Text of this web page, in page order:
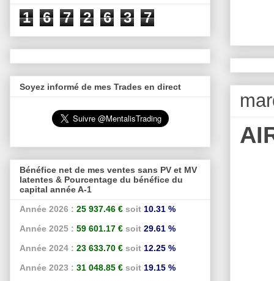
1 6 7 2 6 3 7
Soyez informé de mes Trades en direct
Bénéfice net de mes ventes sans PV et MV
latentes & Pourcentage du bénéfice du
capital année A-1
Année 2026 : 25 937.46 € soit 10.31 %
Année 2025 : 59 601.17 € soit 29.61 %
Année 2024 : 23 633.70 € soit 12.25 %
Année 2023 : 31 048.85 € soit 19.15 %